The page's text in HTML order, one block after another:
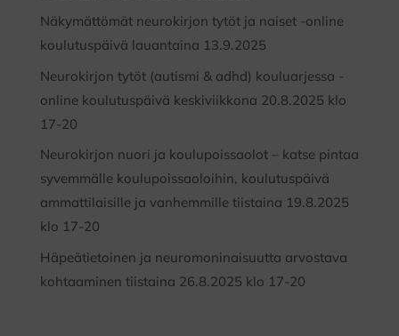
Näkymättömät neurokirjon tytöt ja naiset -online
koulutuspäivä lauantaina 13.9.2025
Neurokirjon tytöt (autismi & adhd) kouluarjessa -
online koulutuspäivä keskiviikkona 20.8.2025 klo
17-20
Neurokirjon nuori ja koulupoissaolot – katse pintaa
syvemmälle koulupoissaoloihin, koulutuspäivä
ammattilaisille ja vanhemmille tiistaina 19.8.2025
klo 17-20
Häpeätietoinen ja neuromoninaisuutta arvostava
kohtaaminen tiistaina 26.8.2025 klo 17-20